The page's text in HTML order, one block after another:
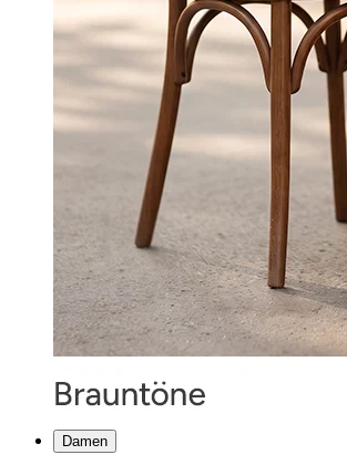
Damen